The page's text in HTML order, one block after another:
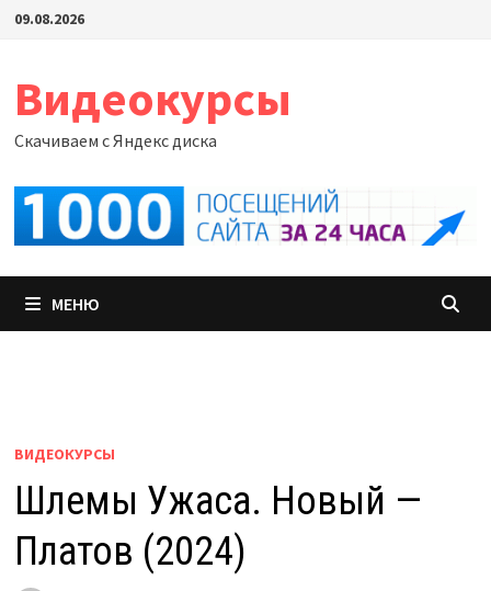
Перейти
09.08.2026
Видеокурсы
Скачиваем с Яндекс диска
МЕНЮ
ВИДЕОКУРСЫ
Шлемы Ужаса. Новый —
Платов (2024)